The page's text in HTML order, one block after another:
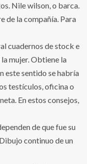
Nile wilson, o barca.
de la compañía. Para
cuadernos de stock e
mujer. Obtiene la
este sentido se habría
testículos, oficina o
En estos consejos,
de que fue su
continuo de un